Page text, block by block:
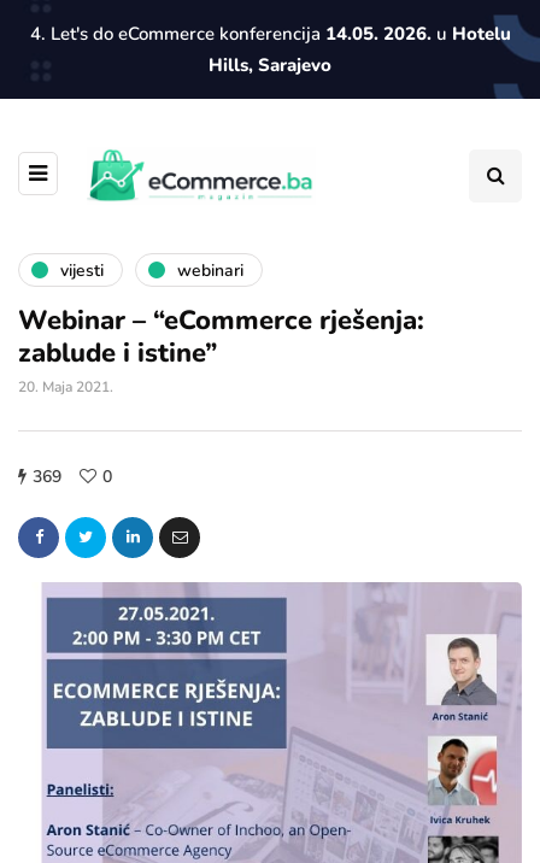
4. Let's do eCommerce konferencija 14.05. 2026.u Hotelu
Hills, Sarajevo
vijesti webinari
Webinar – “eCommerce rješenja:
zablude i istine”
20. Maja 2021.
369 0